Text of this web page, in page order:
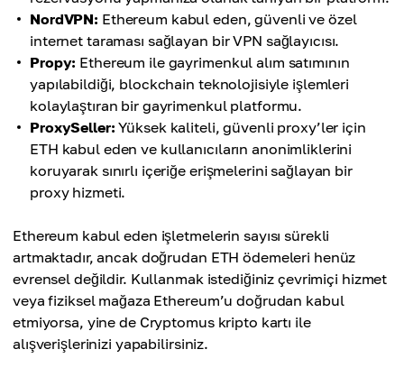
NordVPN: Ethereum kabul eden, güvenli ve özel
internet taraması sağlayan bir VPN sağlayıcısı.
Propy: Ethereum ile gayrimenkul alım satımının
yapılabildiği, blockchain teknolojisiyle işlemleri
kolaylaştıran bir gayrimenkul platformu.
ProxySeller: Yüksek kaliteli, güvenli proxy’ler için
ETH kabul eden ve kullanıcıların anonimliklerini
koruyarak sınırlı içeriğe erişmelerini sağlayan bir
proxy hizmeti.
Ethereum kabul eden işletmelerin sayısı sürekli
artmaktadır, ancak doğrudan ETH ödemeleri henüz
evrensel değildir. Kullanmak istediğiniz çevrimiçi hizmet
veya fiziksel mağaza Ethereum’u doğrudan kabul
etmiyorsa, yine de Cryptomus kripto kartı ile
alışverişlerinizi yapabilirsiniz.